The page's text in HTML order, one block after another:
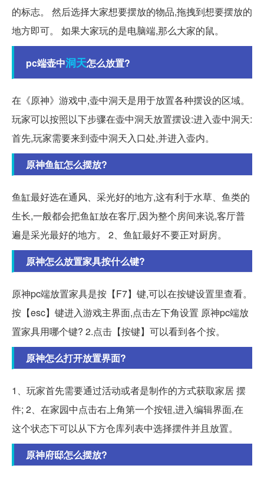
的标志。 然后选择大家想要摆放的物品,拖拽到想要摆放的
地方即可。 如果大家玩的是电脑端,那么大家的鼠。
pc端壶中洞天怎么放置?
在《原神》游戏中,壶中洞天是用于放置各种摆设的区域。
玩家可以按照以下步骤在壶中洞天放置摆设:进入壶中洞天:
首先,玩家需要来到壶中洞天入口处,并进入壶内。
原神鱼缸怎么摆放?
鱼缸最好选在通风、采光好的地方,这有利于水草、鱼类的
生长,一般都会把鱼缸放在客厅,因为整个房间来说,客厅普
遍是采光最好的地方。 2、鱼缸最好不要正对厨房。
原神怎么放置家具按什么键?
原神pc端放置家具是按【F7】键,可以在按键设置里查看。
按【esc】键进入游戏主界面,点击左下角设置 原神pc端放
置家具用哪个键? 2.点击【按键】可以看到各个按。
原神怎么打开放置界面?
1、玩家首先需要通过活动或者是制作的方式获取家居 摆
件; 2、在家园中点击右上角第一个按钮,进入编辑界面,在
这个状态下可以从下方仓库列表中选择摆件并且放置。
原神府邸怎么摆放?